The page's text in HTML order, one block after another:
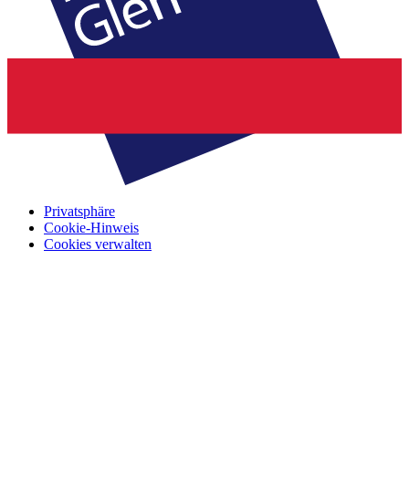
Privatsphäre
Cookie-Hinweis
Cookies verwalten